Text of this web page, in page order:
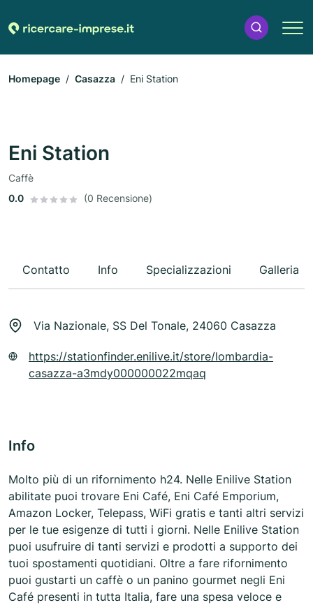
Homepage Casazza Eni Station
Eni Station
Caffè
0.0
(0 Recensione)
Contatto Info Specializzazioni Galleria
Via Nazionale, SS Del Tonale, 24060 Casazza
https://stationfinder.enilive.it/store/lombardia-
casazza-a3mdy000000022mqaq
Info
Molto più di un rifornimento h24. Nelle Enilive Station
abilitate puoi trovare Eni Café, Eni Café Emporium,
Amazon Locker, Telepass, WiFi gratis e tanti altri servizi
per le tue esigenze di tutti i giorni. Nelle Enilive Station
puoi usufruire di tanti servizi e prodotti a supporto dei
tuoi spostamenti quotidiani. Oltre a fare rifornimento
puoi gustarti un caffè o un panino gourmet negli Eni
Café presenti in tutta Italia, fare una spesa veloce e